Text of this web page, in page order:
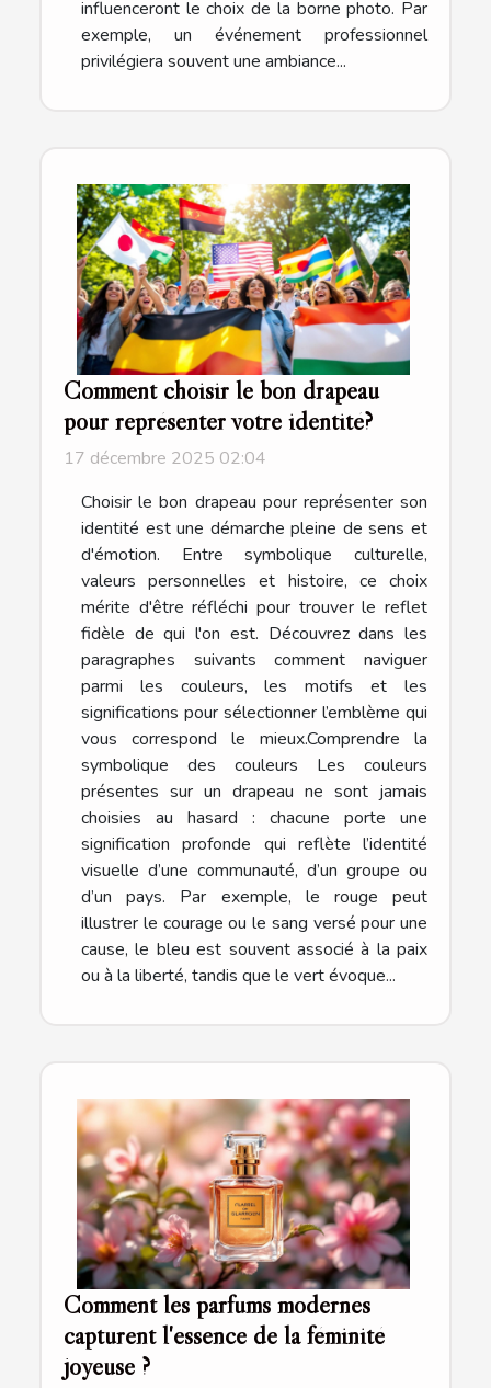
influenceront le choix de la borne photo. Par
exemple, un événement professionnel
privilégiera souvent une ambiance...
Comment choisir le bon drapeau
pour représenter votre identité?
17 décembre 2025 02:04
Choisir le bon drapeau pour représenter son
identité est une démarche pleine de sens et
d'émotion. Entre symbolique culturelle,
valeurs personnelles et histoire, ce choix
mérite d'être réfléchi pour trouver le reflet
fidèle de qui l'on est. Découvrez dans les
paragraphes suivants comment naviguer
parmi les couleurs, les motifs et les
significations pour sélectionner l’emblème qui
vous correspond le mieux.Comprendre la
symbolique des couleurs Les couleurs
présentes sur un drapeau ne sont jamais
choisies au hasard : chacune porte une
signification profonde qui reflète l’identité
visuelle d’une communauté, d’un groupe ou
d’un pays. Par exemple, le rouge peut
illustrer le courage ou le sang versé pour une
cause, le bleu est souvent associé à la paix
ou à la liberté, tandis que le vert évoque...
Comment les parfums modernes
capturent l'essence de la féminité
joyeuse ?